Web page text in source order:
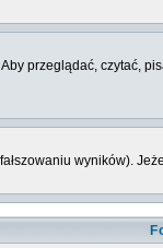
przeglądać, czytać,
wyników).